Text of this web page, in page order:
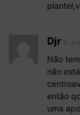
Djr
Não
não
então
uma